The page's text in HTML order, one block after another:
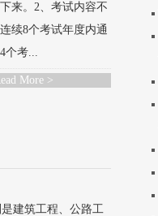
来。2、考试内容不
续8个考试年度内通
个考...
More >
建筑工程、公路工